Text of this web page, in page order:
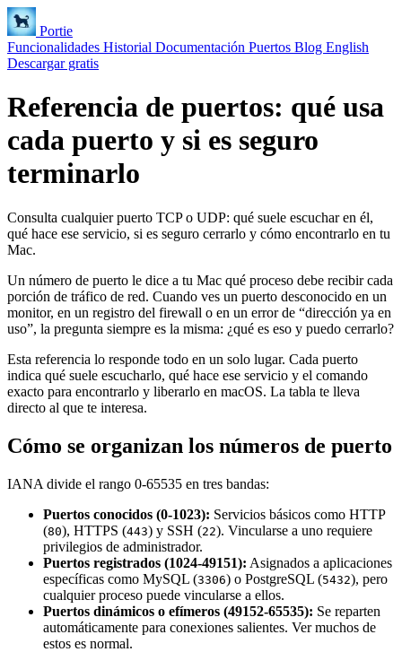
Portie
Funcionalidades Historial Documentación Puertos Blog English
Descargar gratis
Referencia de puertos: qué usa
cada puerto y si es seguro
terminarlo
Consulta cualquier puerto TCP o UDP: qué suele escuchar en él,
qué hace ese servicio, si es seguro cerrarlo y cómo encontrarlo en tu
Mac.
Un número de puerto le dice a tu Mac qué proceso debe recibir cada
porción de tráfico de red. Cuando ves un puerto desconocido en un
monitor, en un registro del firewall o en un error de “dirección ya en
uso”, la pregunta siempre es la misma: ¿qué es eso y puedo cerrarlo?
Esta referencia lo responde todo en un solo lugar. Cada puerto
indica qué suele escucharlo, qué hace ese servicio y el comando
exacto para encontrarlo y liberarlo en macOS. La tabla te lleva
directo al que te interesa.
Cómo se organizan los números de puerto
IANA divide el rango 0-65535 en tres bandas:
Puertos conocidos (0-1023): Servicios básicos como HTTP
(80), HTTPS (443) y SSH (22). Vincularse a uno requiere
privilegios de administrador.
Puertos registrados (1024-49151): Asignados a aplicaciones
específicas como MySQL (3306) o PostgreSQL (5432), pero
cualquier proceso puede vincularse a ellos.
Puertos dinámicos o efímeros (49152-65535): Se reparten
automáticamente para conexiones salientes. Ver muchos de
estos es normal.